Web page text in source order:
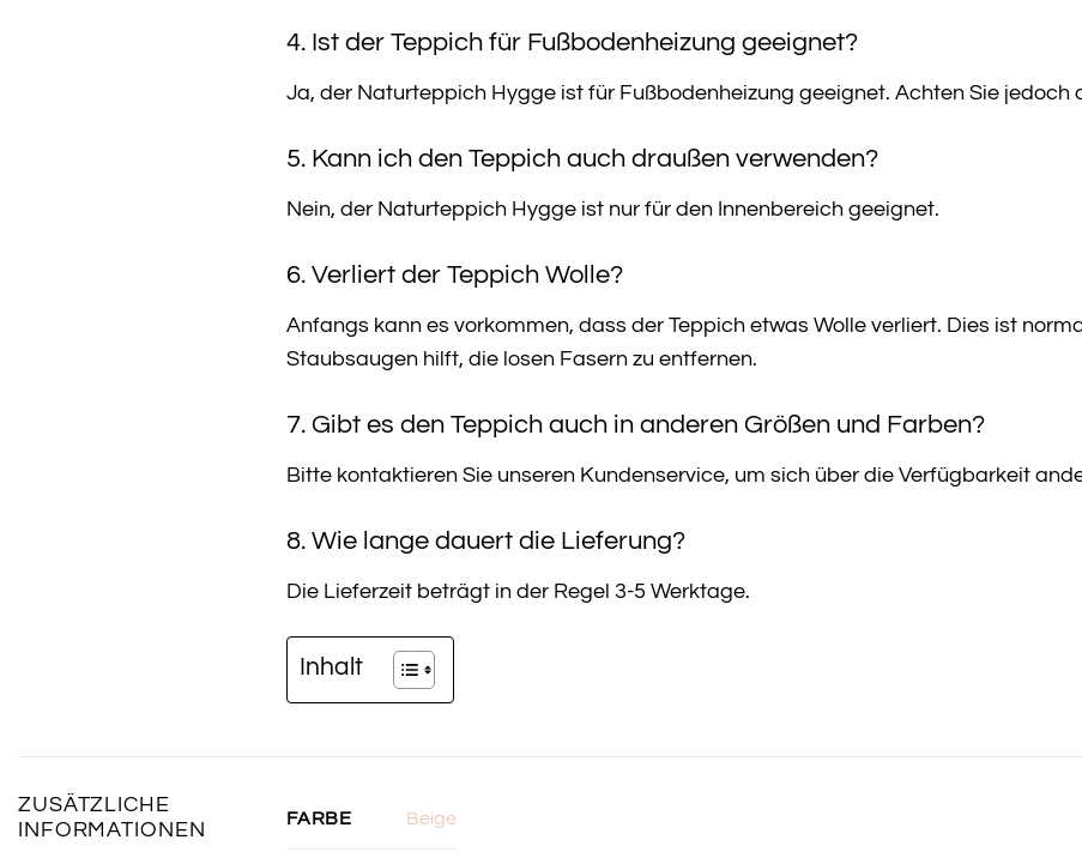
4. Ist der Teppich für Fußbodenheizung geeignet?
Ja, der Naturteppich Hygge ist für Fußbodenheizung geeignet. Achten Sie jedoch
5. Kann ich den Teppich auch draußen verwenden?
Nein, der Naturteppich Hygge ist nur für den Innenbereich geeignet.
6. Verliert der Teppich Wolle?
Anfangs kann es vorkommen, dass der Teppich etwas Wolle verliert. Dies ist
Staubsaugen hilft, die losen Fasern zu entfernen.
7. Gibt es den Teppich auch in anderen Größen und Farben?
Bitte kontaktieren Sie unseren Kundenservice, um sich über die Verfügbarkeit
8. Wie lange dauert die Lieferung?
Die Lieferzeit beträgt in der Regel 3-5 Werktage.
Inhalt
ZUSÄTZLICHE
INFORMATIONEN
FARBE Beige